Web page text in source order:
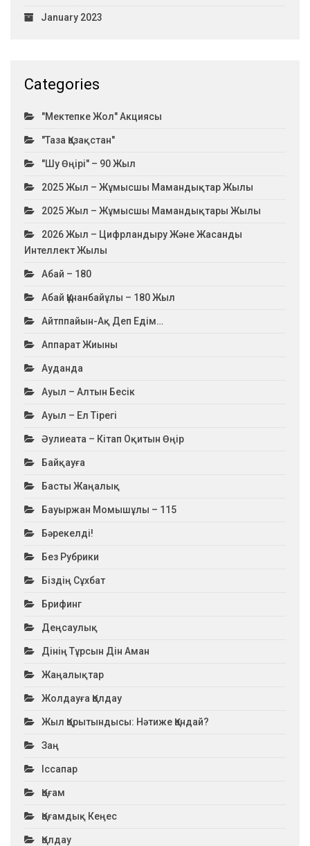
January 2023
Categories
"Мектепке Жол" Акциясы
"Таза Қазақстан"
"Шу Өңірі" – 90 Жыл
2025 Жыл – Жұмысшы Мамандықтар Жылы
2025 Жыл – Жұмысшы Мамандықтары Жылы
2026 Жыл – Цифрландыру Және Жасанды
Интеллект Жылы
Абай – 180
Абай Құнанбайұлы – 180 Жыл
Айтппайын-Ақ Деп Едім…
Аппарат Жиыны
Ауданда
Ауыл – Алтын Бесік
Ауыл – Ел Тірегі
Әулиеата – Кітап Оқитын Өңір
Байқауға
Басты Жаңалық
Бауыржан Момышұлы – 115
Бәрекелді!
Без Рубрики
Біздің Сұхбат
Брифинг
Деңсаулық
Дінің Тұрсын Дін Аман
Жаңалықтар
Жолдауға Қолдау
Жыл Қорытындысы: Нәтиже Қандай?
Заң
Іссапар
Қоғам
Қоғамдық Кеңес
Қолдау